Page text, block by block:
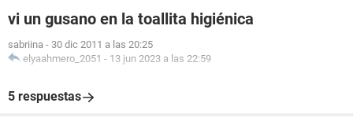
vi un gusano en la toallita higiénica
sabriina - 30 dic 2011 a las 20:25
elyaahmero_2051 - 13 jun 2023 a las 22:59
5 respuestas